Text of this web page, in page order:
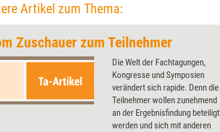
Artikel zum Thema:
Zuschauer zum Teilnehmer
Die Welt der Fachtagungen,
Kongresse und Symposien
verändert sich rapide. Denn die
Teilnehmer wollen zunehmend
an der Ergebnisfindung beteiligt
werden und sich mit anderen